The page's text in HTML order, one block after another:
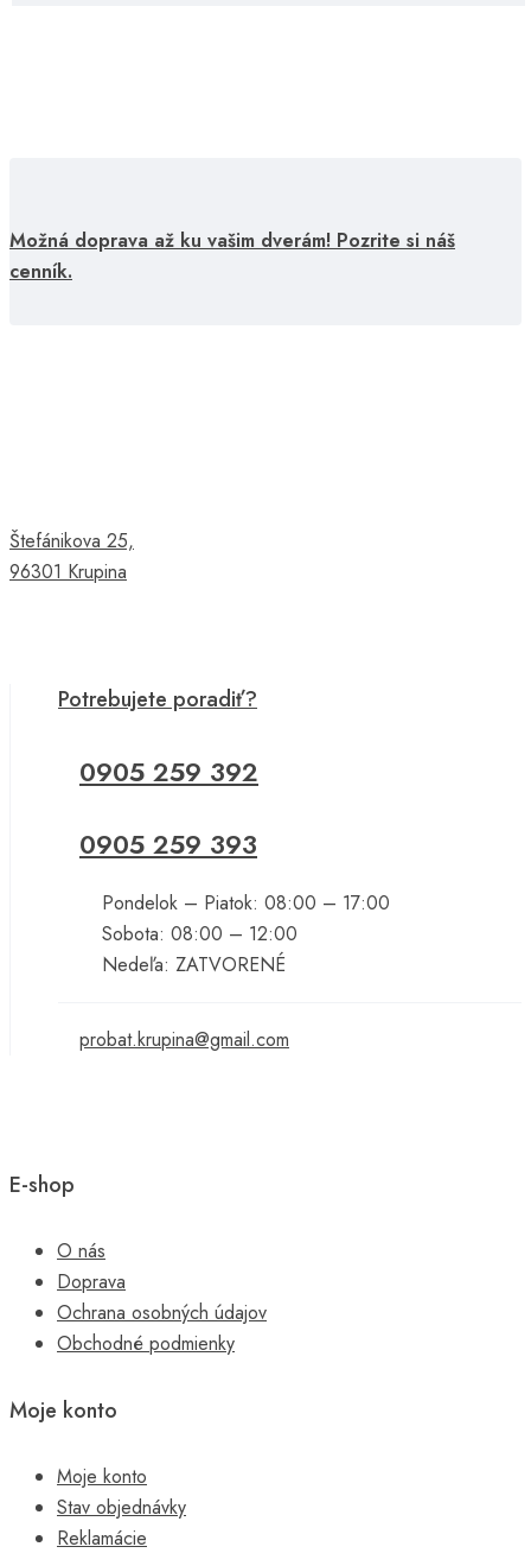
Možná doprava až ku vašim dverám! Pozrite si náš
cenník.
Štefánikova 25,
96301 Krupina
Potrebujete poradiť?
0905 259 392
0905 259 393
Pondelok – Piatok: 08:00 – 17:00
Sobota: 08:00 – 12:00
Nedeľa: ZATVORENÉ
probat.krupina@gmail.com
E-shop
O nás
Doprava
Ochrana osobných údajov
Obchodné podmienky
Moje konto
Moje konto
Stav objednávky
Reklamácie